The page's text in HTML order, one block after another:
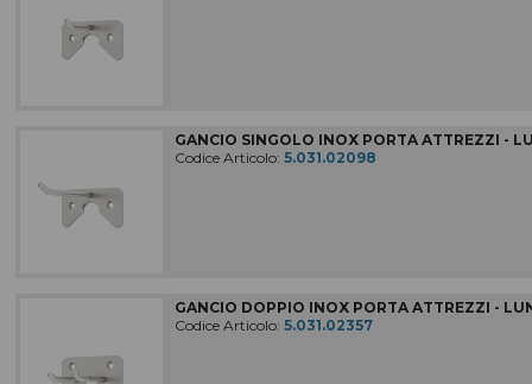
GANCIO SINGOLO INOX PORTA ATTREZZI -
Codice Articolo: 5.031.02098
GANCIO DOPPIO INOX PORTA ATTREZZI -
Codice Articolo: 5.031.02357